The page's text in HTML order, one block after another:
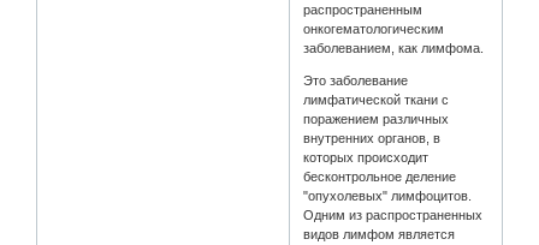
распространенным
онкогематологическим
заболеванием, как лимфома.
Это заболевание
лимфатической ткани с
поражением различных
внутренних органов, в
которых происходит
бесконтрольное деление
"опухолевых" лимфоцитов.
Одним из распространенных
видов лимфом является